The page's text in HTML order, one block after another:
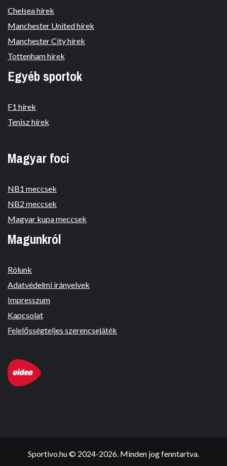
Chelsea hírek
Manchester United hírek
Manchester City hírek
Tottenham hírek
Egyéb sportok
F1 hírek
Tenisz hírek
Magyar foci
NB1 meccsek
NB2 meccsek
Magyar kupa meccsek
Magunkról
Rólunk
Adatvédelmi irányelvek
Impresszum
Kapcsolat
Felelősségteljes szerencsejáték
Sportivo.hu © 2024-2026. Minden jog fenntartva.